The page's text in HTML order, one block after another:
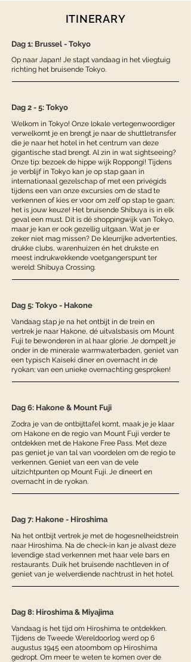
ITINERARY
Dag 1: Brussel - Tokyo
Op naar Japan! Je stapt vandaag in het vliegtuig
richting het bruisende Tokyo.
Dag 2 - 5: Tokyo
Welkom in Tokyo! Onze lokale vertegenwoordiger
verwelkomt je en brengt je naar de shuttletransfer
die je naar het hotel in het centrum van deze
gigantische stad brengt. Al zin in wat sightseeing?
Onze tip: bezoek de hippe wijk Roppongi! Tijdens
je verblijf in Tokyo kan je op stap gaan in
internationaal gezelschap of met een privégids
tijdens een van onze excursies om de stad te
verkennen of kies er voor om zelf op stap te gaan;
het is jouw keuze! Het bruisende Shibuya is in elk
geval een must. Dit is dé shoppingwijk van Tokyo,
maar je kan er ook gezellig uitgaan. Wat je er
zeker niet mag missen? De kleurrijke advertenties,
drukke clubs, warenhuizen én het drukste en
meest indrukwekkende voetgangerspunt ter
wereld: Shibuya Crossing.
Dag 5: Tokyo - Hakone
Vandaag stap je na het ontbijt in de trein en
vertrek je naar Hakone, dé uitvalsbasis om Mount
Fuji te bewonderen in al haar glorie. Je dompelt je
onder in de minerale warmwaterbaden, geniet van
een typisch Kaiseki diner en overnacht in de
ryokan; van een unieke overnachting gesproken!
Dag 6: Hakone & Mount Fuji
Zodra je van de ontbijttafel komt, maak je je klaar
om Hakone en de regio van Mount Fuji verder te
ontdekken met de Hakone Free Pass. Met deze
pas geniet je van tal van voordelen om de regio te
verkennen. Geniet van een van de vele
uitzichtpunten op Mount Fuji. Je dineert en
overnacht in de ryokan.
Dag 7: Hakone - Hiroshima
Na het ontbijt vertrek je met de hogesnelheidstrein
naar Hiroshima. Na de check-in kan je alvast deze
levendige stad verkennen met haar vele bars en
restaurants. Duik het bruisende nachtleven in of
geniet van je welverdiende nachtrust in het hotel.
Dag 8: Hiroshima & Miyajima
Vandaag is het tijd om Hiroshima te ontdekken.
Tijdens de Tweede Wereldoorlog werd op 6
augustus 1945 een atoombom op Hiroshima
gedropt. Om meer te weten te komen over de